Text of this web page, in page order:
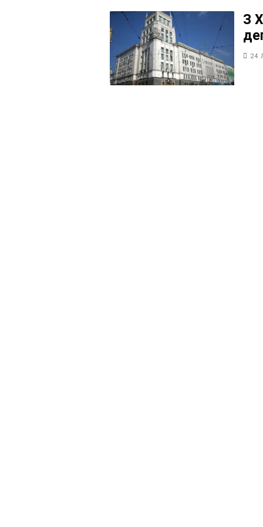
З
24